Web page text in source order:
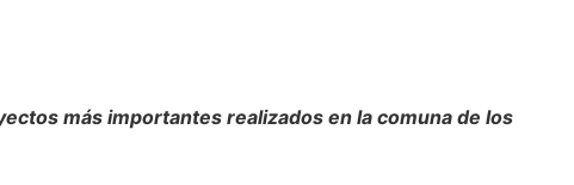
más importantes realizados en la comuna de los